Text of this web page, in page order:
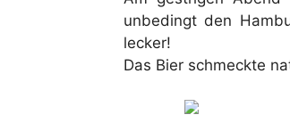
unbedingt den
lecker!
Das Bier schmeckte